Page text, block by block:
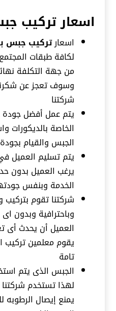
اسعار تركيب
اسعارتركيب جبس
لكافة طبقات
من جهة التكلفة
وسوف تعجز عن
شركتنا
يتم عمل أفضل جودة
الخاصة بالديكورات
الجبس والقيام
يتم تسليم العميل
يرغب العميل بدون
الخدمة وبنفس
شركتنا تقوم
وباحترافية وبدون
العميل أن يحدث
يقوم معلمين تركيب
تامة
الجبس الذى يتم
لهذا تستخدم
يمنع إيصال الرطوبه